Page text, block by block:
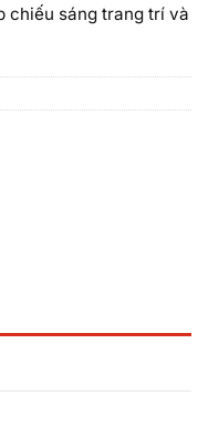
chiếu sáng trang trí và